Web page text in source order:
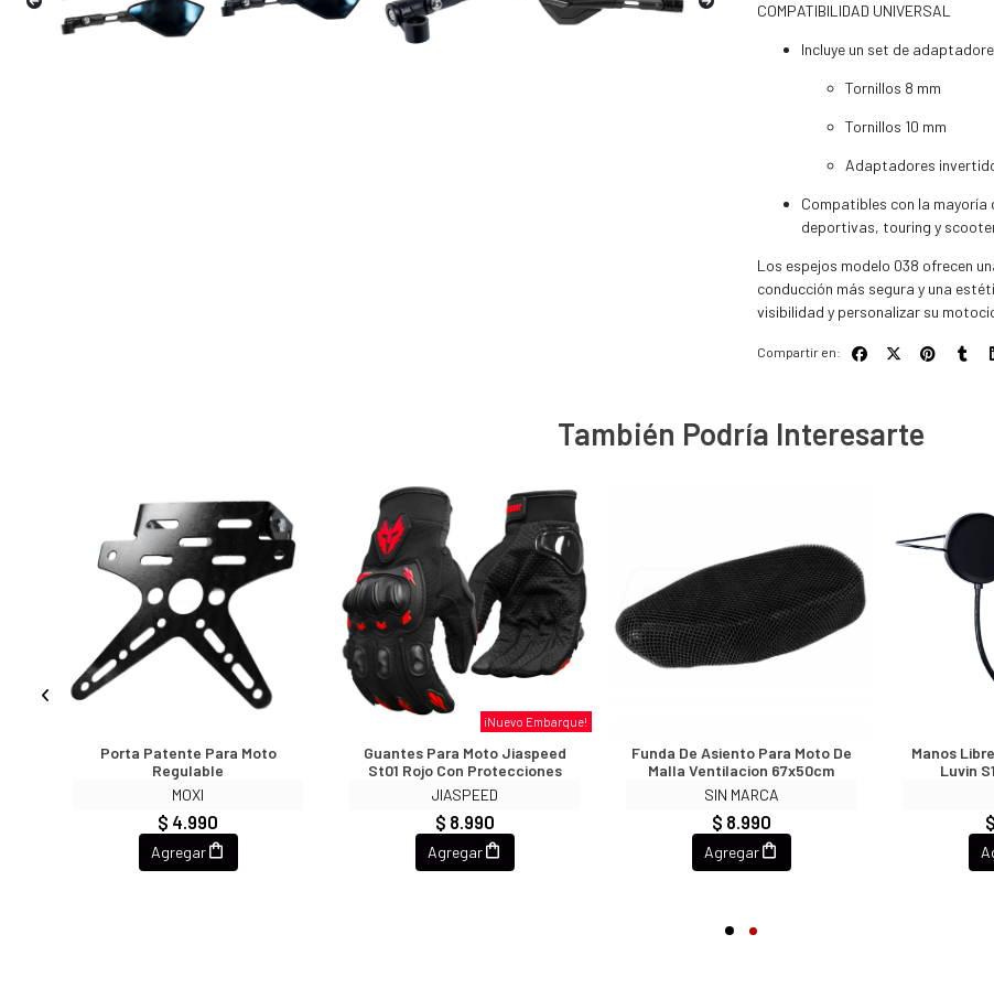
COMPATIBILIDAD UNIVERSAL
Incluye un set de
Tornillos 8 mm
Tornillos 10 mm
Adaptadores
Compatibles con la
deportivas, touring y
Los espejos modelo 038 ofrecen
conducción más segura y una
visibilidad y personalizar su
Compartir en:
También Podría Interesarte
Porta Patente Para Moto
Regulable
MOXI
$ 4.990
Agregar
¡Nuevo Embarque!
Guantes Para Moto Jiaspeed
St01 Rojo Con Protecciones
JIASPEED
$ 8.990
Agregar
Funda De Asiento Para Moto De
Malla Ventilacion 67x50cm
SIN MARCA
$ 8.990
Agregar
Manos
Luvin